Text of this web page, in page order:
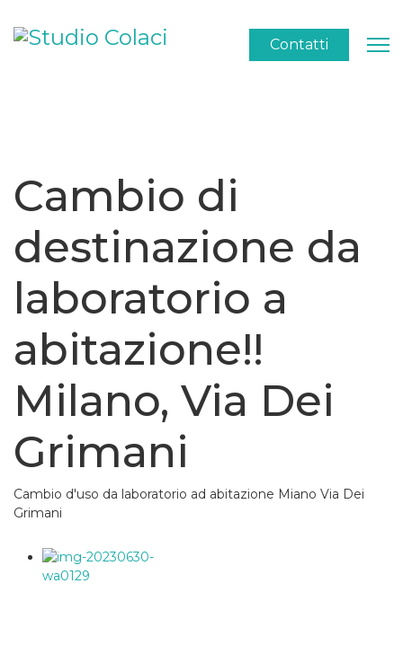
Contatti
Cambio di
destinazione da
laboratorio a
abitazione!!
Milano, Via Dei
Grimani
Cambio d'uso da laboratorio ad abitazione Miano Via Dei
Grimani